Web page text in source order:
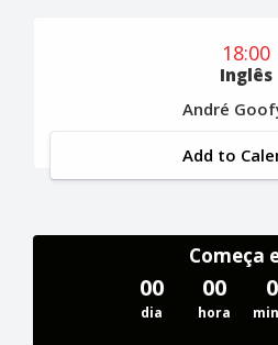
18:00
Inglês
André
Add to
Começa
00
dia
00
hora